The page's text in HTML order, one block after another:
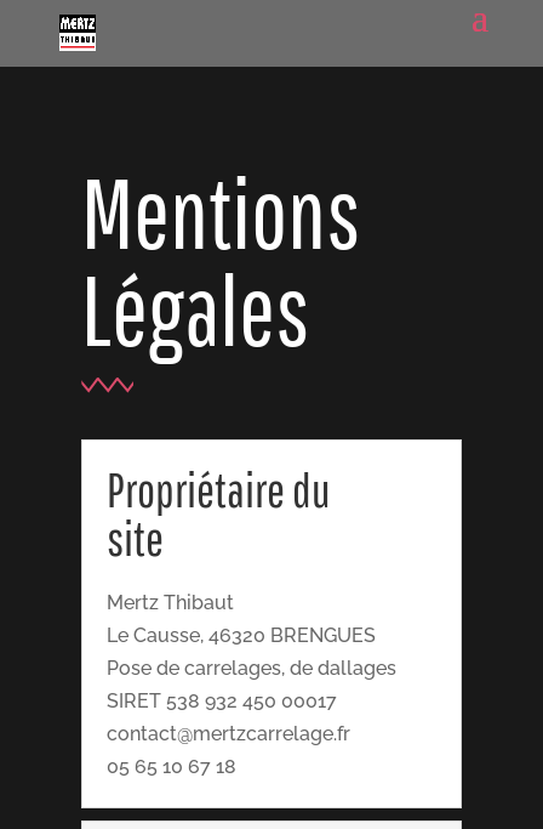
Mentions
Légales
Propriétaire du
site
Mertz Thibaut
Le Causse, 46320 BRENGUES
Pose de carrelages, de dallages
SIRET 538 932 450 00017
contact@mertzcarrelage.fr
05 65 10 67 18